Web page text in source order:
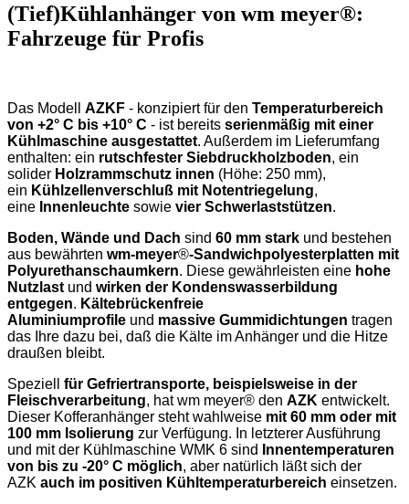
(Tief)Kühlanhänger von wm meyer®:
Fahrzeuge für Profis
Das Modell AZKF - konzipiert für den Temperaturbereich
von +2° C bis +10° C - ist bereits serienmäßig mit einer
Kühlmaschine ausgestattet. Außerdem im Lieferumfang
enthalten: ein rutschfester Siebdruckholzboden, ein
solider Holzrammschutz innen (Höhe: 250 mm),
ein Kühlzellenverschluß mit Notentriegelung,
eine Innenleuchte sowie vier Schwerlaststützen.
Boden, Wände und Dach sind 60 mm stark und bestehen
aus bewährten wm-meyer®-Sandwichpolyesterplatten mit
Polyurethanschaumkern. Diese gewährleisten eine hohe
Nutzlast und wirken der Kondenswasserbildung
entgegen. Kältebrückenfreie
Aluminiumprofile und massive Gummidichtungen tragen
das Ihre dazu bei, daß die Kälte im Anhänger und die Hitze
draußen bleibt.
Speziell für Gefriertransporte, beispielsweise in der
Fleischverarbeitung, hat wm meyer® den AZK entwickelt.
Dieser Kofferanhänger steht wahlweise mit 60 mm oder mit
100 mm Isolierung zur Verfügung. In letzterer Ausführung
und mit der Kühlmaschine WMK 6 sind
Innentemperaturen
von bis zu -20° C möglich, aber natürlich läßt sich der
AZK auch im positiven Kühltemperaturbereich einsetzen.